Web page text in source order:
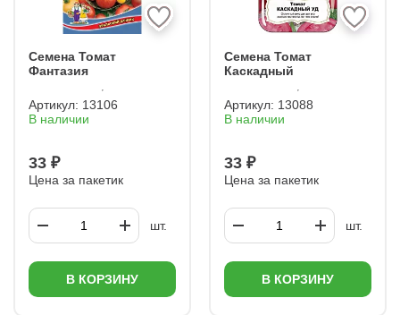
Семена Томат
Фантазия
Артикул: 13106
В наличии
33 ₽
Цена за пакетик
шт.
В КОРЗИНУ
Семена Томат
Каскадный
Артикул: 13088
В наличии
33 ₽
Цена за пакетик
шт.
В КОРЗИНУ